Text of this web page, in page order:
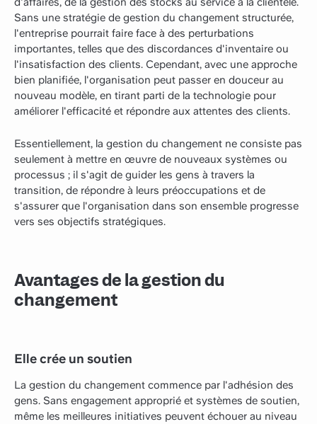
Sans une stratégie de gestion du changement structurée,
l'entreprise pourrait faire face à des perturbations
importantes, telles que des discordances d'inventaire ou
l'insatisfaction des clients. Cependant, avec une approche
bien planifiée, l'organisation peut passer en douceur au
nouveau modèle, en tirant parti de la technologie pour
améliorer l'efficacité et répondre aux attentes des clients.
Essentiellement, la gestion du changement ne consiste pas
seulement à mettre en œuvre de nouveaux systèmes ou
processus ; il s'agit de guider les gens à travers la
transition, de répondre à leurs préoccupations et de
s'assurer que l'organisation dans son ensemble progresse
vers ses objectifs stratégiques.
Avantages de la gestion du
changement
Elle crée un soutien
La gestion du changement commence par l'adhésion des
gens. Sans engagement approprié et systèmes de soutien,
même les meilleures initiatives peuvent échouer au niveau